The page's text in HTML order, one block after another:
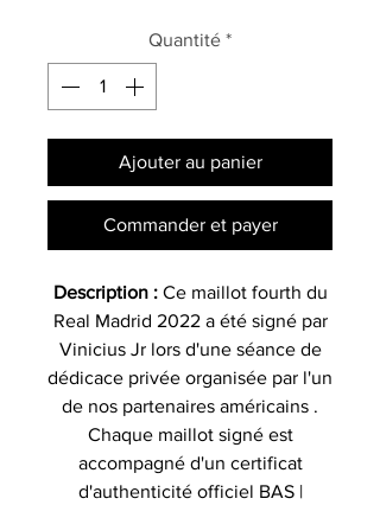
Quantité *
Ajouter au panier
Commander et payer
Description : Ce maillot fourth du
Real Madrid 2022 a été signé par
Vinicius Jr lors d'une séance de
dédicace privée organisée par l'un
de nos partenaires américains .
Chaque maillot signé est
accompagné d'un certificat
d'authenticité officiel BAS |